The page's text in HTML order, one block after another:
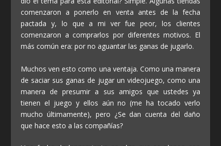
comenzaron a ponerlo en venta antes de la fecha
pactada y, lo que a mi ver fue peor, los clientes
comenzaron a comprarlos por diferentes motivos. El
más común era: por no aguantar las ganas de jugarlo.
Muchos ven esto como una ventaja. Como una manera
de saciar sus ganas de jugar un videojuego, como una
manera de presumir a sus amigos que ustedes ya
tienen el juego y ellos aún no (me ha tocado verlo
mucho últimamente), pero ¿Se dan cuenta del daño
que hace esto a las compañías?